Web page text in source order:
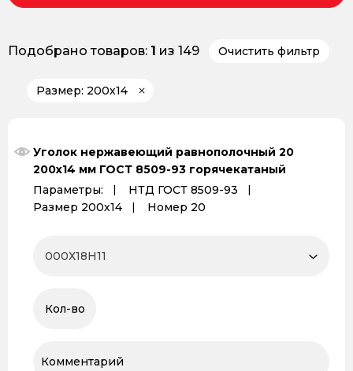
Подобрано товаров: 1 из 149 Очистить фильтр
Размер: 200х14
Уголок нержавеющий равнополочный 20
200х14 мм ГОСТ 8509-93 горячекатаный
Параметры:
НТД ГОСТ 8509-93
Размер 200х14
Номер 20